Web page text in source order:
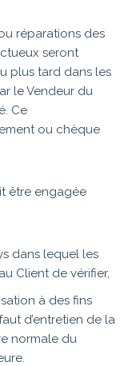
réparations des
seront
plus tard dans les
le Vendeur du
Ce
ou chèque
être engagée
dans lequel les
Client de vérifier,
à des fins
d’entretien de la
normale du